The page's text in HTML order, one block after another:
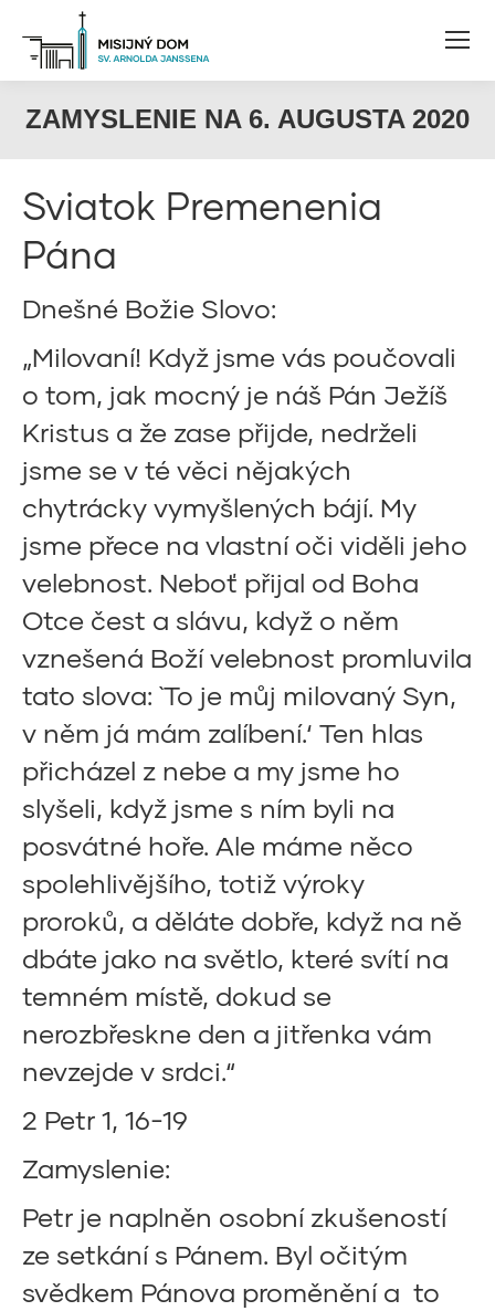
ZAMYSLENIE NA 6. AUGUSTA 2020
Sviatok Premenenia
Pána
Dnešné Božie Slovo:
„Milovaní! Když jsme vás poučovali
o tom, jak mocný je náš Pán Ježíš
Kristus a že zase přijde, nedrželi
jsme se v té věci nějakých
chytrácky vymyšlených bájí. My
jsme přece na vlastní oči viděli jeho
velebnost. Neboť přijal od Boha
Otce čest a slávu, když o něm
vznešená Boží velebnost promluvila
tato slova: `To je můj milovaný Syn,
v něm já mám zalíbení.‘ Ten hlas
přicházel z nebe a my jsme ho
slyšeli, když jsme s ním byli na
posvátné hoře. Ale máme něco
spolehlivějšího, totiž výroky
proroků, a děláte dobře, když na ně
dbáte jako na světlo, které svítí na
temném místě, dokud se
nerozbřeskne den a jitřenka vám
nevzejde v srdci.“
2 Petr 1, 16-19
Zamyslenie:
Petr je naplněn osobní zkušeností
ze setkání s Pánem. Byl očitým
svědkem Pánova proměnění a to